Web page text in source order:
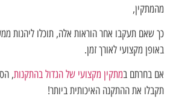
מהמתקין,
כך שאם תעקבו אחר הוראות אלה, תוכלו ליהנות
באופן מקצועי לאורך זמן.
אם בחרתם במתקין מקצועי של הגדול בהתקנות,
תקבלו את ההתקנה האיכותית ביותר!